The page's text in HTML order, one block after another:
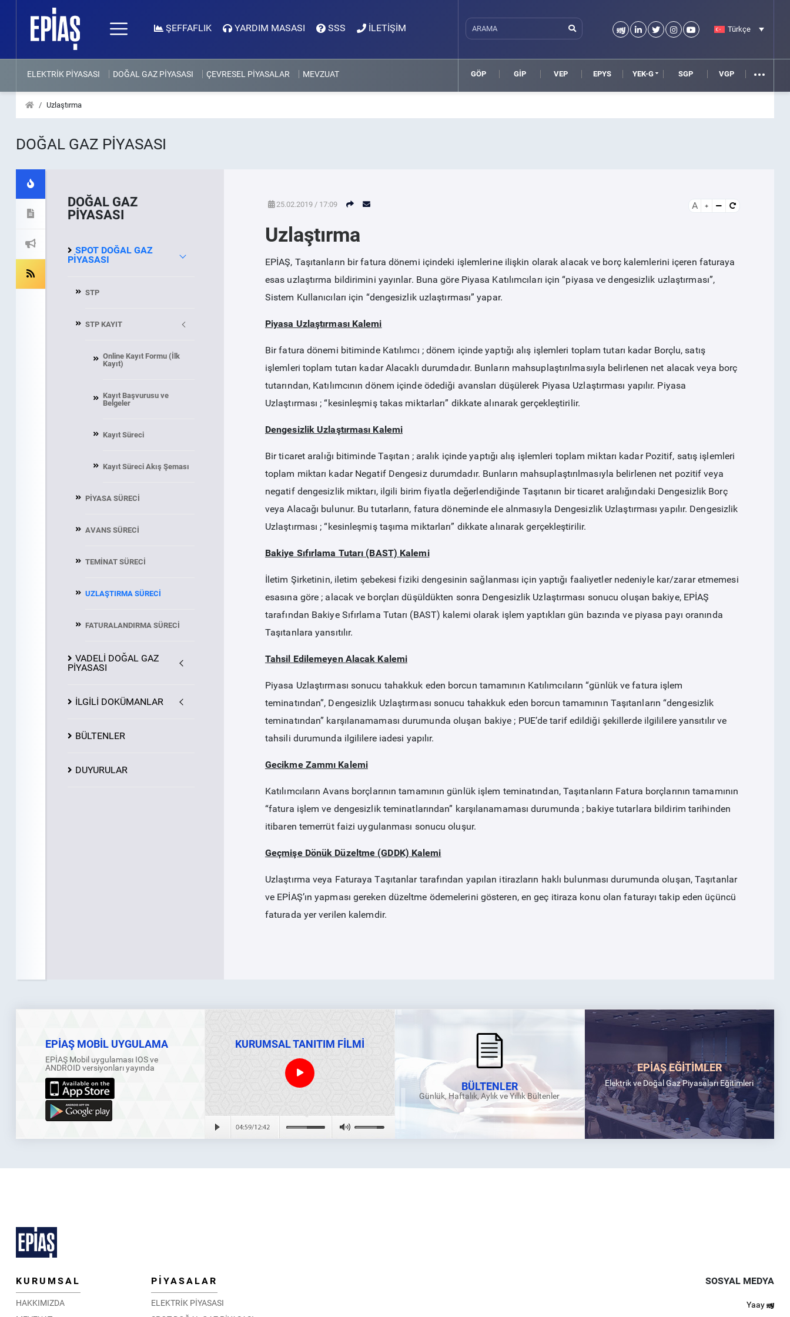
ŞEFFAFLIK YARDIM MASASI SSS İLETİŞİM Türkçe
ELEKTRİK PİYASASI DOĞAL GAZ PİYASASI ÇEVRESEL PİYASALAR MEVZUAT GÖP GİP VEP EPYS YEK-G SGP VGP
Uzlaştırma
DOĞAL GAZ PİYASASI
DOĞAL GAZ
PİYASASI
SPOT DOĞAL GAZ
PİYASASI
STP
STP KAYIT
Online Kayıt Formu (İlk
Kayıt)
Kayıt Başvurusu ve
Belgeler
Kayıt Süreci
Kayıt Süreci Akış Şeması
PİYASA SÜRECİ
AVANS SÜRECİ
TEMİNAT SÜRECİ
UZLAŞTIRMA SÜRECİ
FATURALANDIRMA SÜRECİ
VADELİ DOĞAL GAZ
PİYASASI
İLGİLİ DOKÜMANLAR
BÜLTENLER
DUYURULAR
25.02.2019 / 17:09 A
Uzlaştırma
EPİAŞ, Taşıtanların bir fatura dönemi içindeki işlemlerine ilişkin olarak alacak ve borç kalemlerini içeren faturaya
esas uzlaştırma bildirimini yayınlar. Buna göre Piyasa Katılımcıları için “piyasa ve dengesizlik uzlaştırması”,
Sistem Kullanıcıları için “dengesizlik uzlaştırması” yapar.
Piyasa Uzlaştırması Kalemi
Bir fatura dönemi bitiminde Katılımcı ; dönem içinde yaptığı alış işlemleri toplam tutarı kadar Borçlu, satış
işlemleri toplam tutarı kadar Alacaklı durumdadır. Bunların mahsuplaştırılmasıyla belirlenen net alacak veya borç
tutarından, Katılımcının dönem içinde ödediği avansları düşülerek Piyasa Uzlaştırması yapılır. Piyasa
Uzlaştırması ; “kesinleşmiş takas miktarları” dikkate alınarak gerçekleştirilir.
Dengesizlik Uzlaştırması Kalemi
Bir ticaret aralığı bitiminde Taşıtan ; aralık içinde yaptığı alış işlemleri toplam miktarı kadar Pozitif, satış işlemleri
toplam miktarı kadar Negatif Dengesiz durumdadır. Bunların mahsuplaştırılmasıyla belirlenen net pozitif veya
negatif dengesizlik miktarı, ilgili birim fiyatla değerlendiğinde Taşıtanın bir ticaret aralığındaki Dengesizlik Borç
veya Alacağı bulunur. Bu tutarların, fatura döneminde ele alnmasıyla Dengesizlik Uzlaştırması yapılır. Dengesizlik
Uzlaştırması ; “kesinleşmiş taşıma miktarları” dikkate alınarak gerçekleştirilir.
Bakiye Sıfırlama Tutarı (BAST) Kalemi
İletim Şirketinin, iletim şebekesi fiziki dengesinin sağlanması için yaptığı faaliyetler nedeniyle kar/zarar etmemesi
esasına göre ; alacak ve borçları düşüldükten sonra Dengesizlik Uzlaştırması sonucu oluşan bakiye, EPİAŞ
tarafından Bakiye Sıfırlama Tutarı (BAST) kalemi olarak işlem yaptıkları gün bazında ve piyasa payı oranında
Taşıtanlara yansıtılır.
Tahsil Edilemeyen Alacak Kalemi
Piyasa Uzlaştırması sonucu tahakkuk eden borcun tamamının Katılımcıların “günlük ve fatura işlem
teminatından”, Dengesizlik Uzlaştırması sonucu tahakkuk eden borcun tamamının Taşıtanların “dengesizlik
teminatından” karşılanamaması durumunda oluşan bakiye ; PUE’de tarif edildiği şekillerde ilgililere yansıtılır ve
tahsili durumunda ilgililere iadesi yapılır.
Gecikme Zammı Kalemi
Katılımcıların Avans borçlarının tamamının günlük işlem teminatından, Taşıtanların Fatura borçlarının tamamının
“fatura işlem ve dengesizlik teminatlarından” karşılanamaması durumunda ; bakiye tutarlara bildirim tarihinden
itibaren temerrüt faizi uygulanması sonucu oluşur.
Geçmişe Dönük Düzeltme (GDDK) Kalemi
Uzlaştırma veya Faturaya Taşıtanlar tarafından yapılan itirazların haklı bulunması durumunda oluşan, Taşıtanlar
ve EPİAŞ’ın yapması gereken düzeltme ödemelerini gösteren, en geç itiraza konu olan faturayı takip eden üçüncü
faturada yer verilen kalemdir.
EPİAŞ MOBİL UYGULAMA
EPİAŞ Mobil uygulaması IOS ve
ANDROID versiyonları yayında
KURUMSAL TANITIM FİLMİ
BÜLTENLER
Günlük, Haftalık, Aylık ve Yıllık Bültenler
EPİAŞ EĞİTİMLER
Elektrik ve Doğal Gaz Piyasaları Eğitimleri
KURUMSAL
HAKKIMIZDA
PİYASALAR
ELEKTRİK PİYASASI
SOSYAL MEDYA
Yaay